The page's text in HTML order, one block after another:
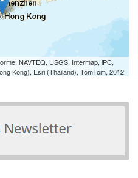
NAVTEQ, USGS, Intermap, iPC,
Kong), Esri (Thailand), TomTom, 2012